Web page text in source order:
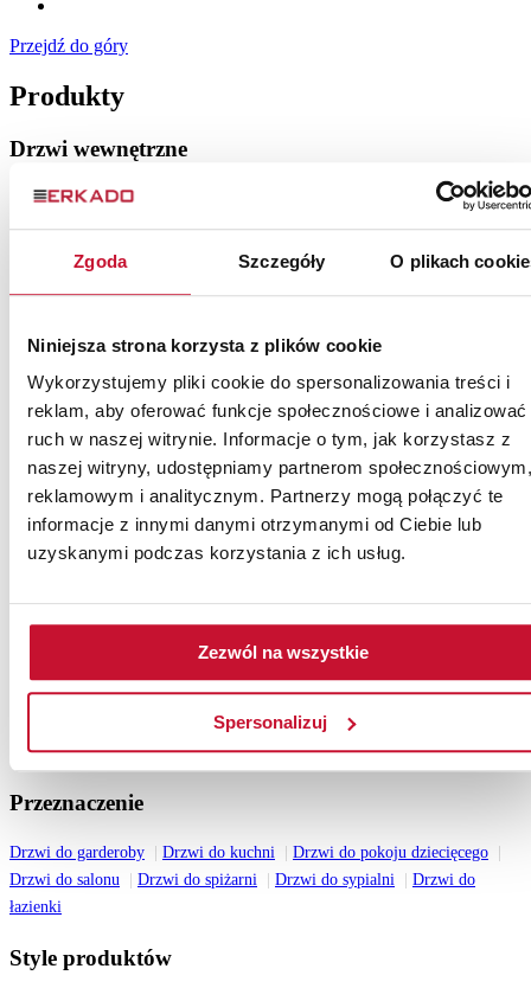
Zgoda Szczegóły O plikach
Niniejsza strona korzysta z plików cookie
Wykorzystujemy pliki cookie do spersonalizowania treści i
reklam, aby oferować funkcje społecznościowe i analizować
ruch w naszej witrynie. Informacje o tym, jak korzystasz z
naszej witryny, udostępniamy partnerom społecznościowym,
reklamowym i analitycznym. Partnerzy mogą połączyć te
informacje z innymi danymi otrzymanymi od Ciebie lub
uzyskanymi podczas korzystania z ich usług.
Zezwól na wszystkie
Spersonalizuj
Przejdź do góry
Produkty
Drzwi wewnętrzne
Drzwi ramiakowe
Drzwi płytowe
Drzwi wewnętrzne drewniane
Drzwi zewnętrzne
Drzwi stalowe
Drzwi zewnętrzne drewniane
Drzwi do mieszkania
Pozostałe
Akcesoria
Ościeżnice
Katalogi do pobrania
Katalog drzwi wewnętrznych 2026
Katalog drzwi zewnętrznych drewnianych 2026
Katalog drzwi stalowych 2026
Wszystkie katalogi
Przeznaczenie
Drzwi do garderoby Drzwi do kuchni
Drzwi do pokoju dziecięcego
Drzwi do salonu
Drzwi do spiżarni Drzwi do sypialni
Drzwi do
łazienki
Style produktów